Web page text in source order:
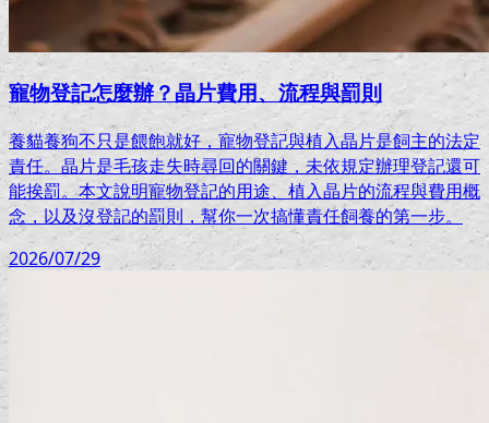
寵物登記怎麼辦？晶片費用、流程與罰則
養貓養狗不只是餵飽就好，寵物登記與植入晶片是飼主的法定
責任。晶片是毛孩走失時尋回的關鍵，未依規定辦理登記還可
能挨罰。本文說明寵物登記的用途、植入晶片的流程與費用概
念，以及沒登記的罰則，幫你一次搞懂責任飼養的第一步。
2026/07/29